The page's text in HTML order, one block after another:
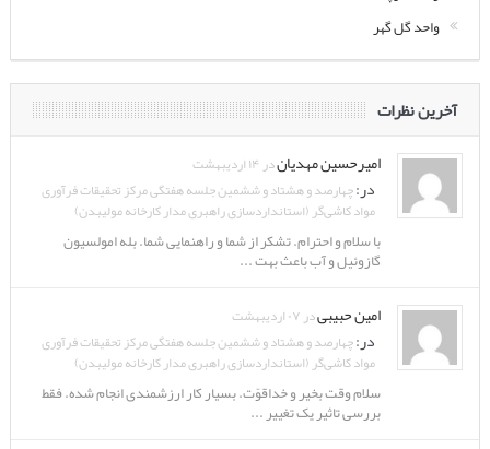
واحد گل گهر
آخرین نظرات
امیرحسین مهدیاندر ۱۴ اردیبهشت
در:چهارصد و هشتاد و ششمین جلسه هفتگی مرکز تحقیقات فرآوری
مواد کاشی‌گر (استانداردسازی راهبری مدار کارخانه مولیبدن)
با سلام و احترام. تشکر از شما و راهنمایی شما. بله امولسیون
گازوئیل و آب باعث بهت ...
امین حبیبیدر ۰۷ اردیبهشت
در:چهارصد و هشتاد و ششمین جلسه هفتگی مرکز تحقیقات فرآوری
مواد کاشی‌گر (استانداردسازی راهبری مدار کارخانه مولیبدن)
سلام وقت بخیر و خداقوّت. بسیار کار ارزشمندی انجام شده. فقط
بررسی تاثیر یک تغییر ...